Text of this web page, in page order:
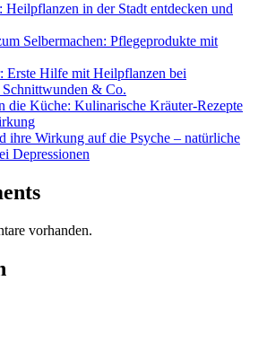
Heilpflanzen in der Stadt entdecken und
Selbermachen: Pflegeprodukte mit
Erste Hilfe mit Heilpflanzen bei
Schnittwunden & Co.
die Küche: Kulinarische Kräuter-Rezepte
ihre Wirkung auf die Psyche – natürliche
Depressionen
vorhanden.